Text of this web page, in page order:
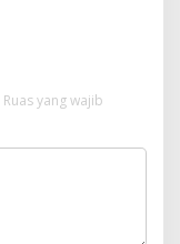
Ruas yang wajib